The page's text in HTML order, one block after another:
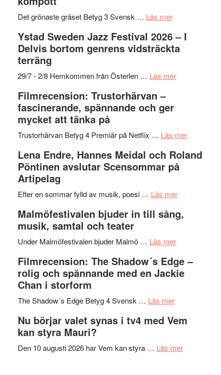
Frankenshtey
med
Fox
och
Scully
åretsFilmstadens
stipendium
Det grönaste gräset Betyg 3 Svensk … Läs merom
Det
grönaste
–
och
lättsam
Ystad Sweden Jazz Festival 2026 – I
Delvis bortom genrens vidsträckta
terräng
29/7 - 2/8 Hemkommen från Österlen … Läs merom
2026
I
Delvis
genrens
terräng
Filmrecension: Trustorhärvan –
fascinerande, spännande och ger
mycket att tänka på
Trustorhärvan Betyg 4 Premiär på Netflix … Läs merom
på
Lena Endre, Hannes Meidal och Roland
Pöntinen avslutar Scensommar på
Artipelag
Efter en sommar fylld av musik, poesi … Läs merom
Endre,
Roland
Pöntinen
Artipelag
Malmöfestivalen bjuder in till sång,
musik, samtal och teater
Under Malmöfestivalen bjuder Malmö … Läs merom
bjuder
in
samtal
teater
Filmrecension: The Shadow´s Edge –
rolig och spännande med en Jackie
Chan i storform
The Shadow´s Edge Betyg 4 Svensk … Läs merom
The
´s
Nu börjar valet synas i tv4 med Vem
kan styra Mauri?
Den 10 augusti 2026 har Vem kan styra … Läs merom